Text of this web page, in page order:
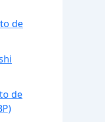
de
de